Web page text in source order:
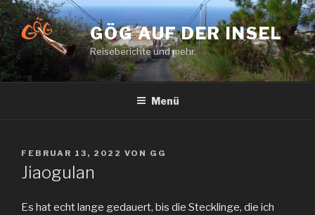
Zum
Inhalt
springen
GÖG AUF DER INSEL
Reiseberichte und mehr.
Menü
VERÖFFENTLICHT
AM
FEBRUAR 13, 2022 VON GG
Jiaogulan
Es hat echt lange gedauert, bis die Stecklinge, die ich